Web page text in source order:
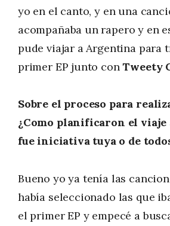
yo en el canto, y en una
acompañaba un rapero y en
pude viajar a Argentina para
primer EP junto conTweety
Sobre el proceso para
¿Como planificaron el
fue iniciativa tuya o de
Bueno yo ya tenía las
había seleccionado las que
el primer EP y empecé a